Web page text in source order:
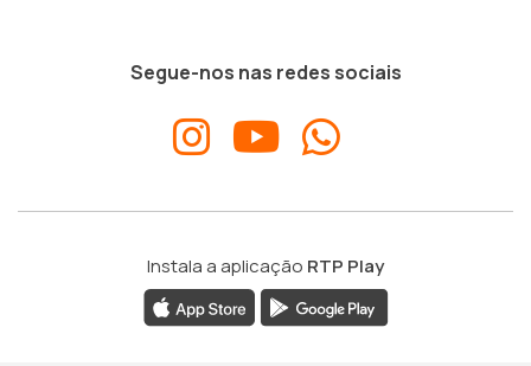
Segue-nos nas redes sociais
Instala a aplicação RTP Play